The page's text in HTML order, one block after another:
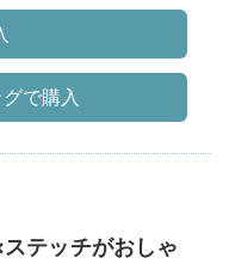
で購入
テッチがおしゃ